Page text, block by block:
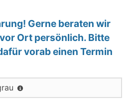
Gerne beraten wir
Ort persönlich. Bitte
vorab einen Termin